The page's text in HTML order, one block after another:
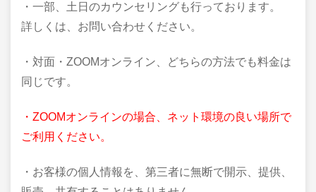
・一部、土日のカウンセリングも行っております。
詳しくは、お問い合わせください。
・対面・ZOOMオンライン、どちらの方法でも料金は
同じです。
・ZOOMオンラインの場合、ネット環境の良い場所で
ご利用ください。
・お客様の個人情報を、第三者に無断で開示、提供、